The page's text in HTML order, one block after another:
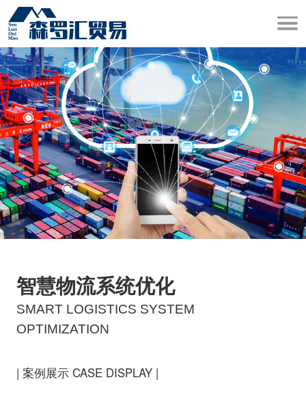
智慧物流系统优化
SMART LOGISTICS SYSTEM
OPTIMIZATION
| 案例展示 CASE DISPLAY |